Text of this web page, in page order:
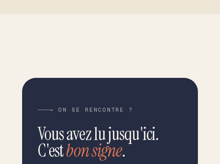
→ ON SE RENCONTRE ?
Vous avez lu jusqu'ici.
C'estbon signe.